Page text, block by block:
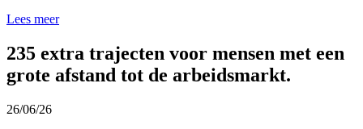
Lees meer
235 extra trajecten voor mensen met een
grote afstand tot de arbeidsmarkt.
26/06/26